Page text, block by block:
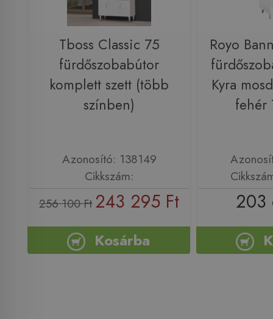
Tboss Classic 75
fürdőszobabútor
komplett szett (több
színben)
Azonosító: 138149
Cikkszám:
256 100 Ft 243 295 Ft
Kosárba
Royo
Kyra
fehér
203